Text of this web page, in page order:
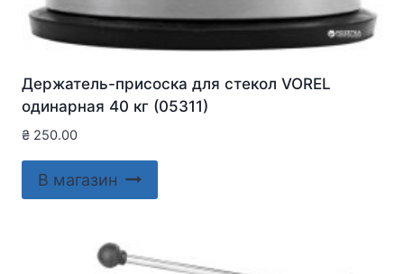
Держатель-присоска для стекол VOREL
одинарная 40 кг (05311)
₴ 250.00
В магазин